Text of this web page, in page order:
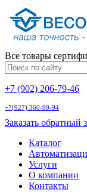
Все товары
+7 (902) 206-79-46
+7(927) 360-99-94
Заказать обратный
Каталог
Услуги
О компании
Контакты